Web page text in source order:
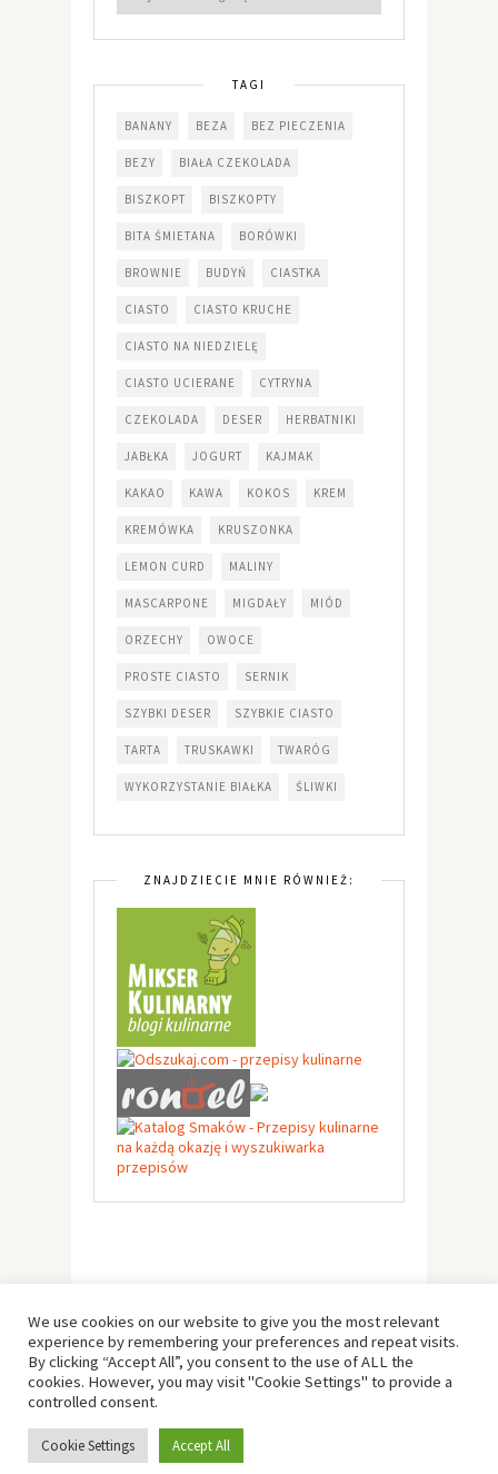
TAGI
BANANY BEZA BEZ PIECZENIA
BEZY BIAŁA CZEKOLADA
BISZKOPT BISZKOPTY
BITA ŚMIETANA BORÓWKI
BROWNIE BUDYŃ CIASTKA
CIASTO CIASTO KRUCHE
CIASTO NA NIEDZIELĘ
CIASTO UCIERANE CYTRYNA
CZEKOLADA DESER HERBATNIKI
JABŁKA JOGURT KAJMAK
KAKAO KAWA KOKOS KREM
KREMÓWKA KRUSZONKA
LEMON CURD MALINY
MASCARPONE MIGDAŁY MIÓD
ORZECHY OWOCE
PROSTE CIASTO SERNIK
SZYBKI DESER SZYBKIE CIASTO
TARTA TRUSKAWKI TWARÓG
WYKORZYSTANIE BIAŁKA ŚLIWKI
ZNAJDZIECIE MNIE RÓWNIEŻ:
Designed & Developed by
We use cookies on our website to give you the most relevant
experience by remembering your preferences and repeat visits.
By clicking “Accept All”, you consent to the use of ALL the
cookies. However, you may visit "Cookie Settings" to provide a
controlled consent.
Cookie Settings Accept All